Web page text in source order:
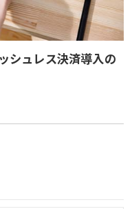
シュレス決済導入の